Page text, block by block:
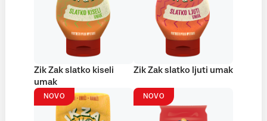
Zik Zak slatko kiseli
umak
Zik Zak slatko ljuti umak
NOVO NOVO